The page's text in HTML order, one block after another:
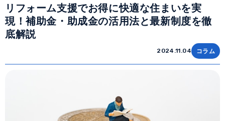
リフォーム支援でお得に快適な住まいを実
現！補助金・助成金の活用法と最新制度を徹
底解説
2024.11.04 コラム